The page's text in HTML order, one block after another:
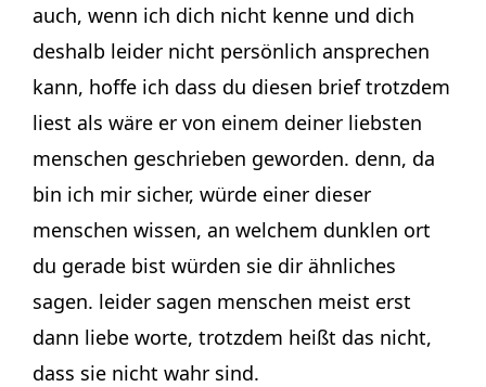
auch, wenn ich dich nicht kenne und dich
deshalb leider nicht persönlich ansprechen
kann, hoffe ich dass du diesen brief trotzdem
liest als wäre er von einem deiner liebsten
menschen geschrieben geworden. denn, da
bin ich mir sicher, würde einer dieser
menschen wissen, an welchem dunklen ort
du gerade bist würden sie dir ähnliches
sagen. leider sagen menschen meist erst
dann liebe worte, trotzdem heißt das nicht,
dass sie nicht wahr sind.